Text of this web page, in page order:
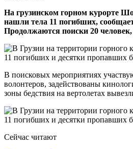
На грузинском горном курорте
нашли тела 11 погибших,
Продолжаются поиски 20
В поисковых мероприятиях
волонтеров, задействованы
зоны бедствия на вертолетах
Сейчас читают